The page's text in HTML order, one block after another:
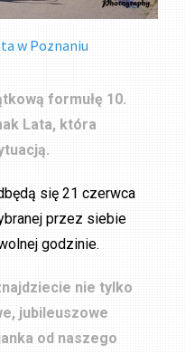
w Poznaniu
formułę 10.
Lata, która
się 21 czerwca
przez siebie
godzinie.
nie tylko
jubileuszowe
od naszego